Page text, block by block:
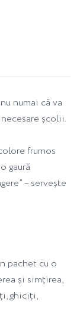
numai că va
școlii.
frumos
gaură
– servește
pachet cu o
și simțirea,
ghiciți,